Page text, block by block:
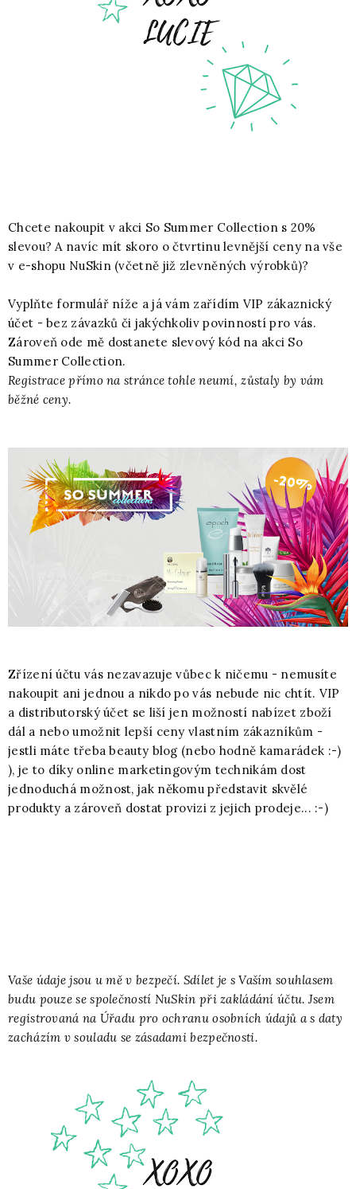
Chcete nakoupit v akci So Summer Collection s 20%
slevou? A navíc mít skoro o čtvrtinu levnější ceny na vše
v e-shopu NuSkin (včetně již zlevněných výrobků)?
Vyplňte formulář níže a já vám zařídím VIP zákaznický
účet - bez závazků či jakýchkoliv povinností pro vás.
Zároveň ode mě dostanete slevový kód na akci So
Summer Collection.
Registrace přímo na stránce tohle neumí, zůstaly by vám
běžné ceny.
Zřízení účtu vás nezavazuje vůbec k ničemu - nemusíte
nakoupit ani jednou a nikdo po vás nebude nic chtít. VIP
a distributorský účet se liší jen možností nabízet zboží
dál a nebo umožnit lepší ceny vlastním zákazníkům -
jestli máte třeba beauty blog (nebo hodně kamarádek :-)
), je to díky online marketingovým technikám dost
jednoduchá možnost, jak někomu představit skvělé
produkty a zároveň dostat provizi z jejich prodeje... :-)
Vaše údaje jsou u mě v bezpečí. Sdílet je s Vaším souhlasem
budu pouze se společností NuSkin při zakládání účtu. Jsem
registrovaná na Úřadu pro ochranu osobních údajů a s daty
zacházím v souladu se zásadami bezpečnosti.